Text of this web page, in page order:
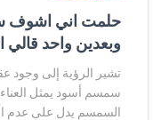
حلمت اني اشوف
وبعدين واحد قالي
تشير الرؤية إلى وجود
سمسم أسود يمثل
السمسم يدل على عدم